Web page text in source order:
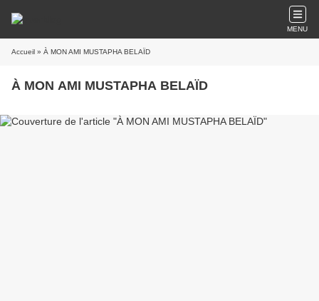
MENU
Accueil » À MON AMI MUSTAPHA BELAÏD
À MON AMI MUSTAPHA BELAÏD